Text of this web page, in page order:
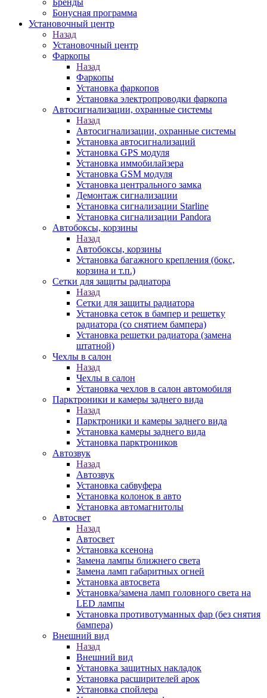
Бренды
Бонусная программа
Установочный центр
Назад
Установочный центр
Фаркопы
Назад
Фаркопы
Установка фаркопов
Установка электропроводки фаркопа
Автосигнализации, охранные системы
Назад
Автосигнализации, охранные системы
Установка автосигнализаций
Установка GPS модуля
Установка иммобилайзера
Установка GSM модуля
Установка центрального замка
Демонтаж сигнализации
Установка сигнализации Starline
Установка сигнализации Pandora
Автобоксы, корзины
Назад
Автобоксы, корзины
Установка багажного крепления (бокс,
корзина и т.п.)
Сетки для защиты радиатора
Назад
Сетки для защиты радиатора
Установка сеток в бампер и решетку
радиатора (со снятием бампера)
Установка решетки радиатора (замена
штатной)
Чехлы в салон
Назад
Чехлы в салон
Установка чехлов в салон автомобиля
Парктроники и камеры заднего вида
Назад
Парктроники и камеры заднего вида
Установка камеры заднего вида
Установка парктроников
Автозвук
Назад
Автозвук
Установка сабвуфера
Установка колонок в авто
Установка автомагнитолы
Автосвет
Назад
Автосвет
Установка ксенона
Замена лампы ближнего света
Замена ламп габаритных огней
Установка автосвета
Установка/замена ламп головного света на
LED лампы
Установка противотуманных фар (без снятия
бампера)
Внешний вид
Назад
Внешний вид
Установка защитных накладок
Установка расширителей арок
Установка спойлера